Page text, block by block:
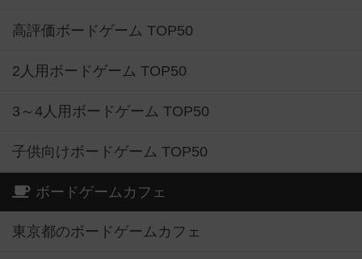
高評価ボードゲーム TOP50
2人用ボードゲーム TOP50
3～4人用ボードゲーム TOP50
子供向けボードゲーム TOP50
ボードゲームカフェ
東京都のボードゲームカフェ